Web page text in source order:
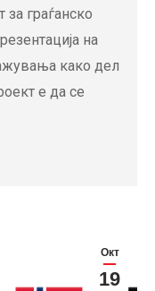
граѓанско
на
како дел
е да се
Окт
19